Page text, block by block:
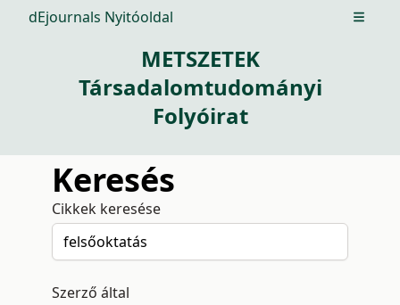
dEjournals Nyitóoldal Open
METSZETEK
Társadalomtudományi
Folyóirat
Keresés
Cikkek keresése
Szerző által